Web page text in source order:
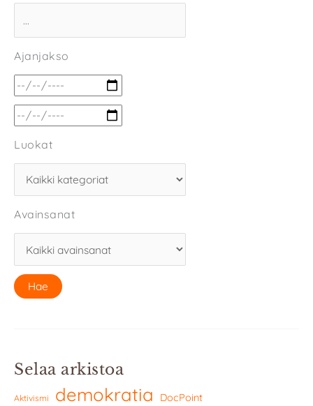
Ajanjakso
Luokat
Avainsanat
Selaa arkistoa
Aktivismi demokratia DocPoint